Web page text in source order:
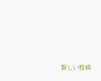
新しい投稿